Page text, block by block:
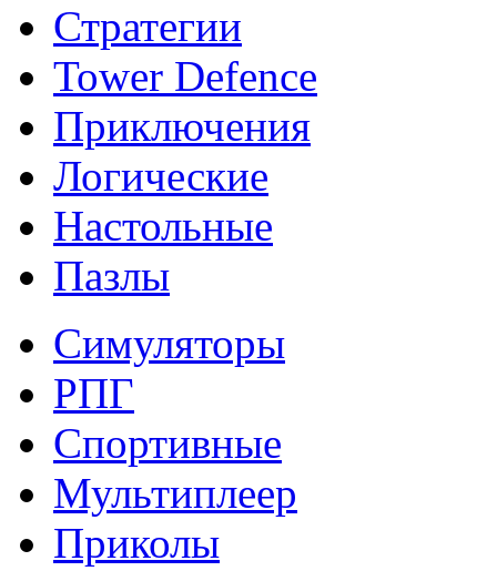
Стратегии
Tower Defence
Приключения
Логические
Настольные
Пазлы
Симуляторы
РПГ
Спортивные
Мультиплеер
Приколы